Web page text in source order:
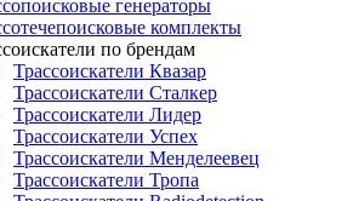
генераторы
комплекты
по брендам
Трассоискатели Квазар
Трассоискатели Сталкер
Трассоискатели Лидер
Трассоискатели Успех
Трассоискатели Менделеевец
Трассоискатели Тропа